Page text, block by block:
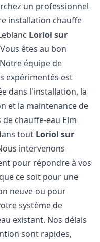
un professionnel
installation chauffe
Loriol sur
êtes au bon
équipe de
expérimentés est
dans l'installation, la
et la maintenance de
de chauffe-eau Elm
tout Loriol sur
intervenons
pour répondre à vos
ce soit pour une
neuve ou pour
système de
existant. Nos délais
sont rapides,